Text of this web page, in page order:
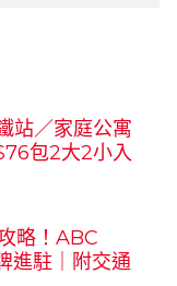
站／家庭公寓
包2大2小入
略！ABC
駐｜附交通